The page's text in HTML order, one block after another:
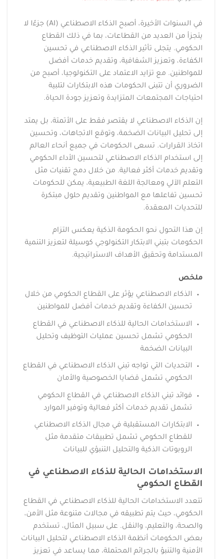
في السنوات الأخيرة، أصبح الذكاء الاصطناعي (AI) جزءًا لا
يتجزأ من العديد من القطاعات، بما في ذلك القطاع
الحكومي. يتجلى تأثير الذكاء الاصطناعي في تحسين
الكفاءة، وتعزيز الشفافية، وتقديم خدمات أفضل
للمواطنين. مع تزايد الاعتماد على التكنولوجيا، أصبح من
الضروري أن تتبنى الحكومات هذه الابتكارات لتلبية
احتياجات المجتمعات المتزايدة وتعزيز جودة الحياة.
إن الذكاء الاصطناعي لا يقتصر فقط على الأتمتة، بل يمتد
إلى تحليل البيانات الضخمة، وتوقع الاتجاهات، وتحسين
اتخاذ القرارات. تسعى الحكومات في جميع أنحاء العالم
إلى استخدام الذكاء الاصطناعي لتحسين الأداء الحكومي
وتقديم خدمات أكثر فعالية. من خلال دمج تقنيات مثل
التعلم الآلي ومعالجة اللغة الطبيعية، يمكن للحكومات
تحسين تفاعلها مع المواطنين وتقديم حلول مبتكرة
للتحديات المعقدة.
إن هذا التحول نحو الحكومة الذكية يعكس التزام
الحكومات بتبني الابتكار التكنولوجي كوسيلة لتعزيز التنمية
المستدامة وتحقيق الأهداف الاستراتيجية.
ملخص
الذكاء الاصطناعي يؤثر على القطاع الحكومي من خلال
تحسين الكفاءة وتقديم خدمات أفضل للمواطنين
الاستخدامات الحالية للذكاء الاصطناعي في القطاع
الحكومي تشمل تحسين عمليات التوظيف وتحليل
البيانات الضخمة
التحديات التي تواجه تبني الذكاء الاصطناعي في القطاع
الحكومي تشمل قضايا الخصوصية والأمان
فوائد تبني الذكاء الاصطناعي في القطاع الحكومي
تشمل تقديم خدمات أكثر فعالية وتوفير الموارد
الابتكارات المستقبلية في مجال الذكاء الاصطناعي
للقطاع الحكومي تشمل تطبيقات متقدمة مثل
الروبوتات الذكية والتحليل التنبؤي للبيانات
الاستخدامات الحالية للذكاء الاصطناعي في
القطاع الحكومي
تتعدد الاستخدامات الحالية للذكاء الاصطناعي في القطاع
الحكومي، حيث يتم تطبيقه في مجالات متنوعة مثل الأمن،
والصحة، والتعليم، والنقل. على سبيل المثال، تستخدم
بعض الحكومات أنظمة الذكاء الاصطناعي لتحليل البيانات
الأمنية والتنبؤ بالجرائم المحتملة، مما يساعد في تعزيز